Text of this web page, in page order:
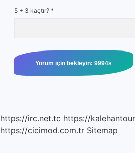
5 + 3 kaçtır? *
https://irc.net.tc https://
https://cicimod.com.tr Sitemap